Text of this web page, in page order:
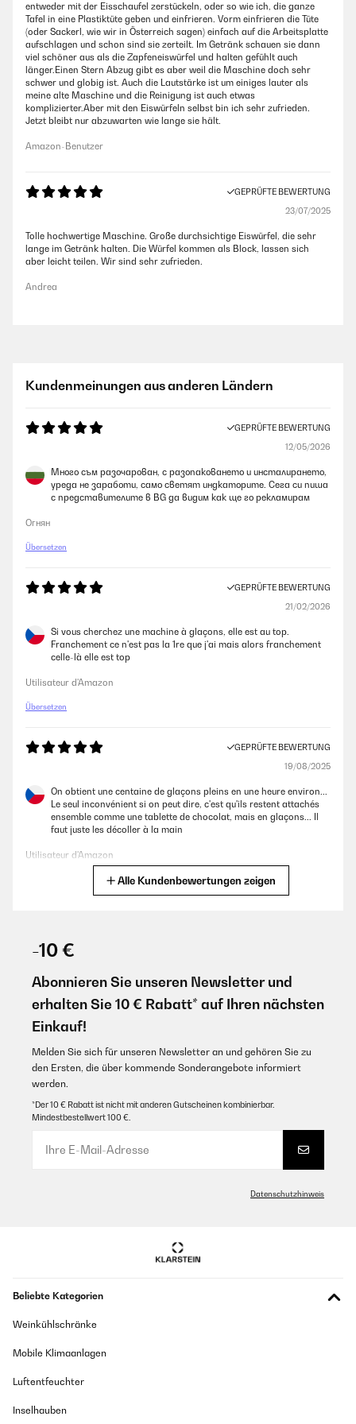
entweder mit der Eisschaufel zerstückeln, oder so wie ich, die ganze
Tafel in eine Plastiktüte geben und einfrieren. Vorm einfrieren die Tüte
(oder Sackerl, wie wir in Österreich sagen) einfach auf die Arbeitsplatte
aufschlagen und schon sind sie zerteilt. Im Getränk schauen sie dann
viel schöner aus als die Zapfeneiswürfel und halten gefühlt auch
länger.Einen Stern Abzug gibt es aber weil die Maschine doch sehr
schwer und globig ist. Auch die Lautstärke ist um einiges lauter als
meine alte Maschine und die Reinigung ist auch etwas
komplizierter.Aber mit den Eiswürfeln selbst bin ich sehr zufrieden.
Jetzt bleibt nur abzuwarten wie lange sie hält.
Amazon-Benutzer
GEPRÜFTE BEWERTUNG
23/07/2025
Tolle hochwertige Maschine. Große durchsichtige Eiswürfel, die sehr
lange im Getränk halten. Die Würfel kommen als Block, lassen sich
aber leicht teilen. Wir sind sehr zufrieden.
Andrea
Kundenmeinungen aus anderen Ländern
GEPRÜFTE BEWERTUNG
12/05/2026
Много съм разочарован, с разопаковането и инсталирането,
уреда не заработи, само светят индкаторите. Сега си пиша
с представителите в BG да видим как ще го рекламирам
Огнян
Übersetzen
GEPRÜFTE BEWERTUNG
21/02/2026
Si vous cherchez une machine à glaçons, elle est au top.
Franchement ce n'est pas la 1re que j'ai mais alors franchement
celle-là elle est top
Utilisateur d'Amazon
Übersetzen
GEPRÜFTE BEWERTUNG
19/08/2025
On obtient une centaine de glaçons pleins en une heure environ...
Le seul inconvénient si on peut dire, c'est qu'ils restent attachés
ensemble comme une tablette de chocolat, mais en glaçons... Il
faut juste les décoller à la main
Utilisateur d'Amazon
Le seul inconvénient si on peut dire, c’est qu’ils restent attachés
ensemble comme une tablette de chocolat, mais en glaçons... Il
faut juste les décoller à la main
Utilisateur d'Amazon
Übersetzen
lento perché deve prima raffreddare l'acqua, ma dopo, ogni 15-17
03/08/2025
Fa perfettamente il suo dovere. Il primo ciclo è leggermente più
minuti stampa un wafer da 32 cubetti di ghiaccio. L'importante è
ricordarsi di aggiungere acqua al serbatoio man mano che
Alle Kundenbewertungen zeigen
-10 €
Abonnieren Sie unseren Newsletter und
erhalten Sie 10 € Rabatt* auf Ihren nächsten
Einkauf!
Melden Sie sich für unseren Newsletter an und gehören Sie zu
den Ersten, die über kommende Sonderangebote informiert
werden.
*Der 10 € Rabatt ist nicht mit anderen Gutscheinen kombinierbar.
Mindestbestellwert 100 €.
Datenschutzhinweis
Beliebte Kategorien
Weinkühlschränke
Mobile Klimaanlagen
Luftentfeuchter
Inselhauben